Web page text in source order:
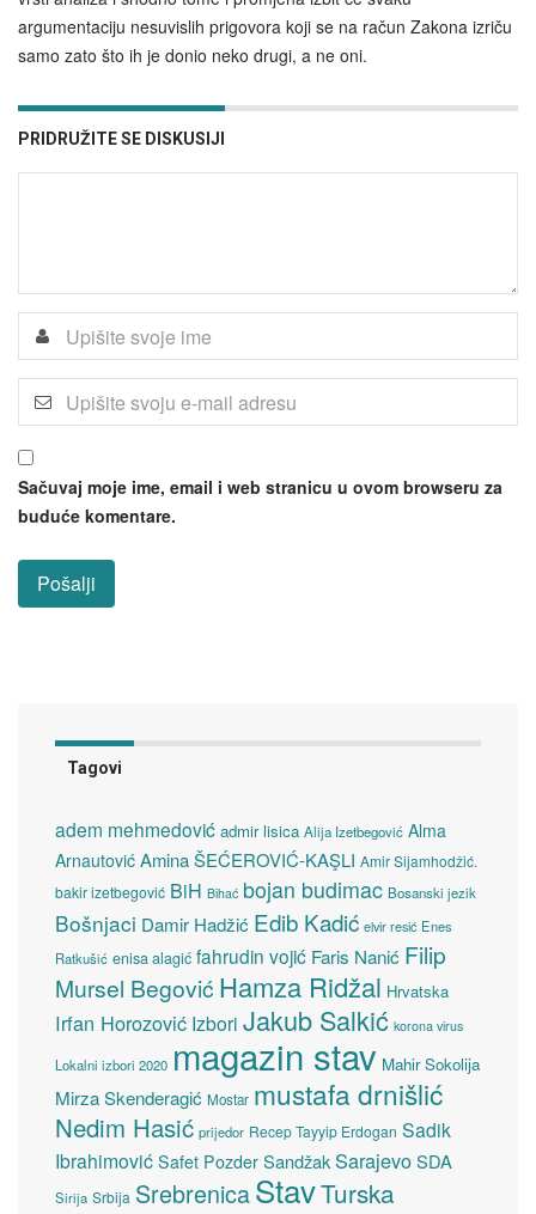
argumentaciju nesuvislih prigovora koji se na račun Zakona izriču
samo zato što ih je donio neko drugi, a ne oni.
PRIDRUŽITE SE DISKUSIJI
Sačuvaj moje ime, email i web stranicu u ovom browseru za
buduće komentare.
Tagovi
adem mehmedović admir lisica Alija Izetbegović Alma
Arnautović Amina ŠEĆEROVIĆ-KAŞLI Amir Sijamhodžić.
bakir izetbegović BiH Bihać bojan budimac Bosanski jezik
Bošnjaci Damir Hadžić Edib Kadić elvir resić Enes
Ratkušić enisa alagić fahrudin vojić Faris Nanić Filip
Mursel Begović Hamza Ridžal Hrvatska
Irfan Horozović Izbori Jakub Salkić korona virus
Lokalni izbori 2020 magazin stav Mahir Sokolija
Mirza Skenderagić Mostar mustafa drnišlić
Nedim Hasić prijedor Recep Tayyip Erdogan Sadik
Ibrahimović Safet Pozder SandžakSarajevoSDA
Sirija Srbija SrebrenicaStavTurska